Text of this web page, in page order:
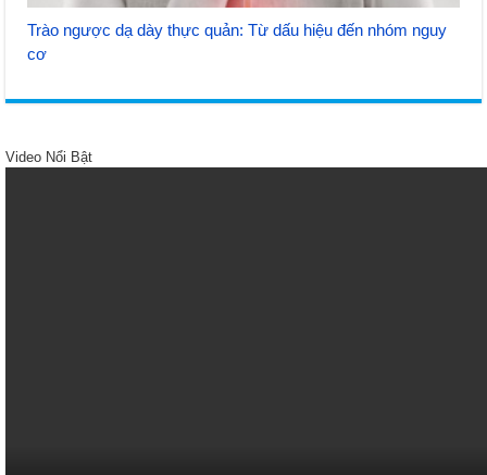
Trào ngược dạ dày thực quản: Từ dấu hiệu đến nhóm nguy
cơ
Video Nổi Bật